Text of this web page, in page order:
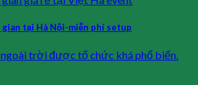
tại Hà Nội-miễn phí setup
trời được tổ chức khá phổ biến.